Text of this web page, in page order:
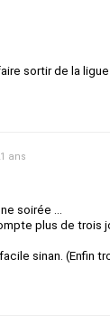
sortir de la
ans
soirée ...
plus de trois
sinan. (Enfin